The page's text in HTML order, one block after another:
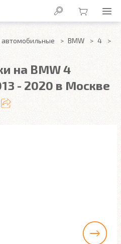
BMW
4
на BMW 4
- 2020 в Москве